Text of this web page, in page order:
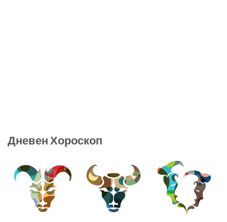
Дневен Хороскоп